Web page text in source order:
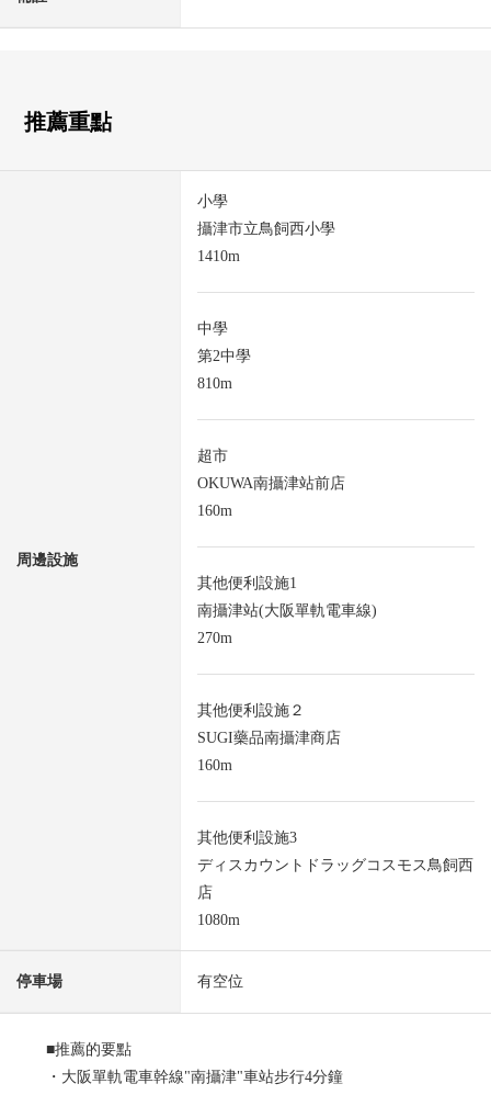
推薦重點
周邊設施
小學
攝津市立鳥飼西小學
1410m
中學
第2中學
810m
超市
OKUWA南攝津站前店
160m
其他便利設施1
南攝津站(大阪單軌電車線)
270m
其他便利設施２
SUGI藥品南攝津商店
160m
其他便利設施3
ディスカウントドラッグコスモス鳥飼西
店
1080m
停車場 有空位
■推薦的要點
・大阪單軌電車幹線"南攝津"車站步行4分鐘